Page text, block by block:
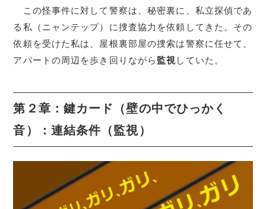
この怪事件に対して警察は、秘密裏に、私立探偵であ
る私（ニャンテップ）に捜査協力を依頼してきた。その
依頼を受けた私は、屋根裏部屋の捜索は警察に任せて、
アパートの周辺を歩き回りながら 監視していた。
第２章：鍵カード（壁の中でひっかく
音）：連結条件（監視）